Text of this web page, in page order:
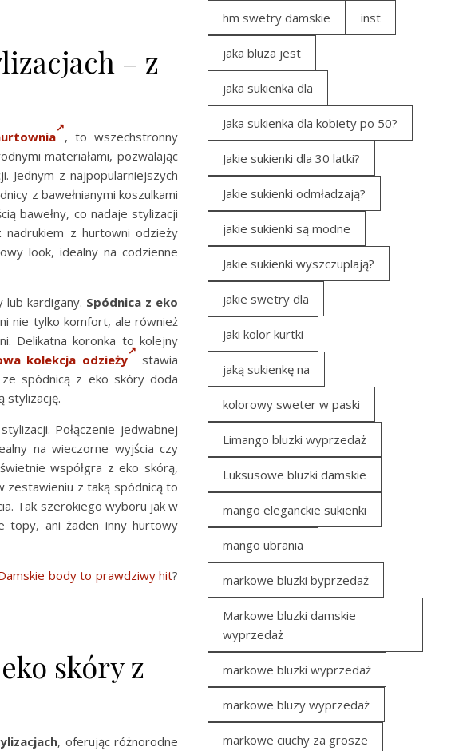
– z
, to wszechstronny
materiałami, pozwalając
Jednym z najpopularniejszych
z bawełnianymi koszulkami
bawełny, co nadaje stylizacji
z hurtowni odzieży
look, idealny na codzienne
lub kardigany. Spódnica z eko
nie tylko komfort, ale również
Delikatna koronka to kolejny
kolekcja odzieży
stawia
ze spódnicą z eko skóry doda
stylizację.
Połączenie jedwabnej
na wieczorne wyjścia czy
współgra z eko skórą,
zestawieniu z taką spódnicą to
Tak szerokiego wyboru jak w
topy, ani żaden inny hurtowy
body to prawdziwy hit?
skóry z
, oferując różnorodne
hm swetry damskie inst
jaka bluza jest
jaka sukienka dla
Jaka sukienka dla kobiety po 50?
Jakie sukienki dla 30 latki?
Jakie sukienki odmładzają?
jakie sukienki są modne
Jakie sukienki wyszczuplają?
jakie swetry dla
jaki kolor kurtki
jaką sukienkę na
kolorowy sweter w paski
Limango bluzki wyprzedaż
Luksusowe bluzki damskie
mango eleganckie sukienki
mango ubrania
markowe bluzki byprzedaż
Markowe bluzki damskie
wyprzedaż
markowe bluzki wyprzedaż
markowe bluzy wyprzedaż
markowe ciuchy za grosze